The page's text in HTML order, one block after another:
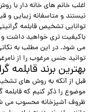
اغلب خانم های خانه دار با
نیستند و متاسفانه زیبایی و
توانایی تشخیص قابلمه
باکیفیت تری خواهید داشت
می شود. در این مطلب به
توانید جنس مرغوب را از
بهترین برند قابلمه
قبل از آنکه به روش های
موضوع را ذکر کنیم که قابلمه
ظروف آشپزخانه محسوب می